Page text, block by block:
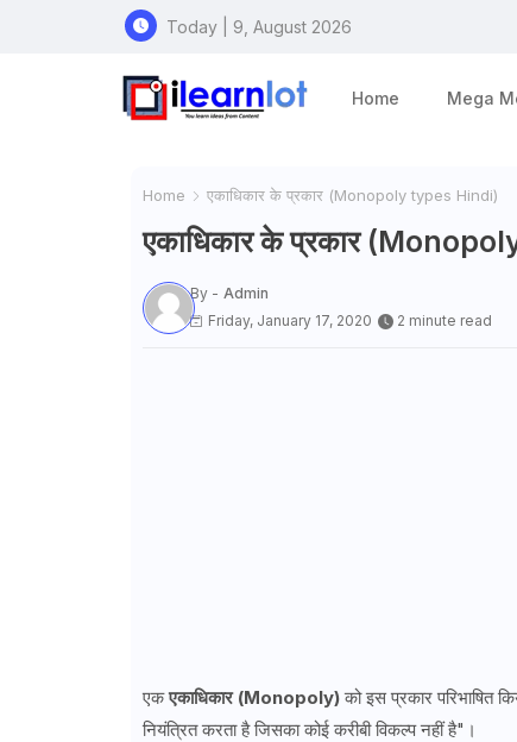
Today | 9, August 2026
Home Mega
Home एकाधिकार के प्रकार (Monopoly types Hindi)
एकाधिकार के प्रकार
By - Admin
Friday, January 17, 2020
2 minute read
एकएकाधिकार (Monopoly)को इस प्रकार परिभाषित
नियंत्रित करता है जिसका कोई करीबी विकल्प नहीं है"।